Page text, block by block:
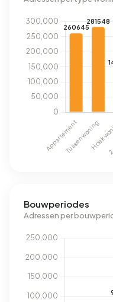
Bouwperiodes
Adressen per